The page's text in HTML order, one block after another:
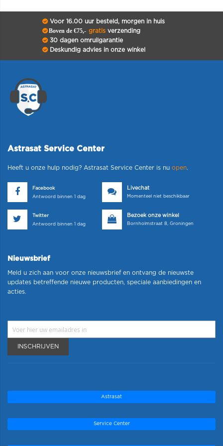
Voor 16.00 uur besteld, morgen in huis
Boven de €75,- gratisverzending
30 dagen omruilgarantie
Deskundig advies in onze winkel
Astrasat Service Center
Heeft u onze hulp nodig? Astrasat Service Center is nu open.
Facebook
Antwoord binnen 1 dag
Livechat
Momenteel niet beschikbaar
Twitter
Antwoord binnen 1 dag
Bezoek onze winkel
Bornholmstraat 8, Groningen
Nieuwsbrief
Meld u zich aan voor onze nieuwsbrief en ontvang de nieuwste
updates betreffende nieuwe producten, speciale aanbiedingen en
acties.
INSCHRIJVEN
Astrasat
Service Center